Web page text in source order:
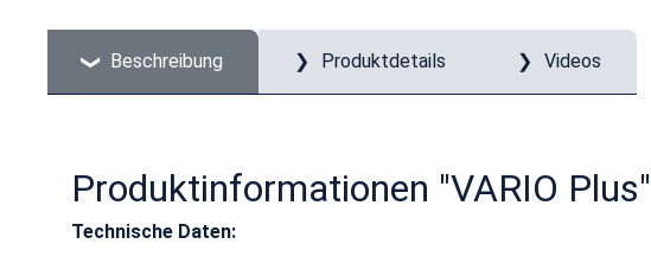
Beschreibung Produktdetails Videos
Produktinformationen "VARIO Plus"
Technische Daten: